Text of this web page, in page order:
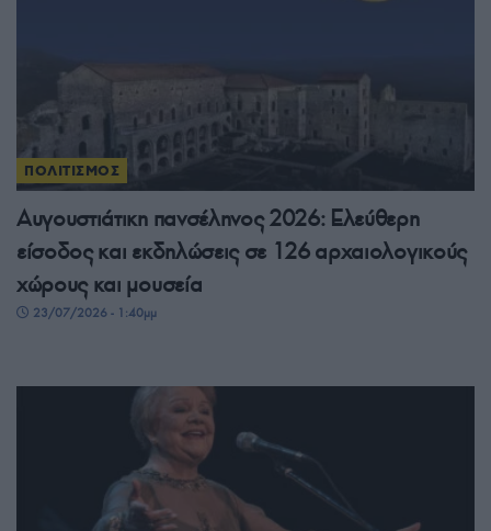
ΠΟΛΙΤΙΣΜΟΣ
Αυγουστιάτικη πανσέληνος 2026: Ελεύθερη
είσοδος και εκδηλώσεις σε 126 αρχαιολογικούς
χώρους και μουσεία
23/07/2026 - 1:40μμ